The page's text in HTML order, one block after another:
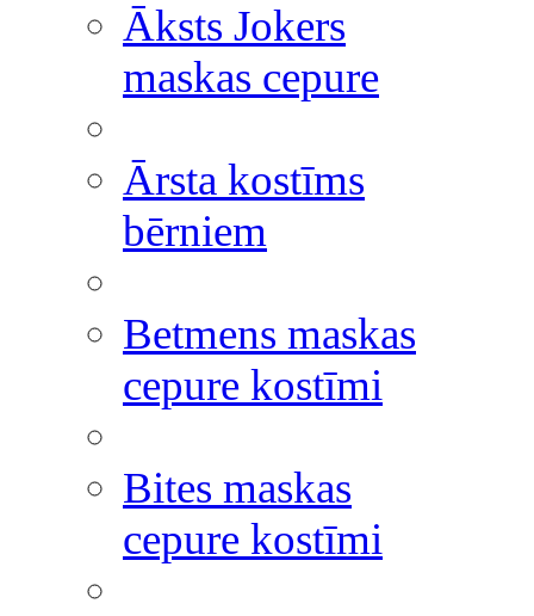
Āksts Jokers
maskas cepure
Ārsta kostīms
bērniem
Betmens maskas
cepure kostīmi
Bites maskas
cepure kostīmi